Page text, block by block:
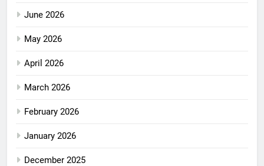
June 2026
May 2026
April 2026
March 2026
February 2026
January 2026
December 2025